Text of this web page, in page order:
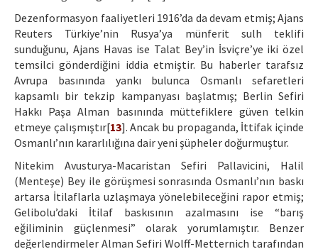
Dezenformasyon faaliyetleri 1916’da da devam etmiş; Ajans
Reuters Türkiye’nin Rusya’ya münferit sulh teklifi
sunduğunu, Ajans Havas ise Talat Bey’in İsviçre’ye iki özel
temsilci gönderdiğini iddia etmiştir. Bu haberler tarafsız
Avrupa basınında yankı bulunca Osmanlı sefaretleri
kapsamlı bir tekzip kampanyası başlatmış; Berlin Sefiri
Hakkı Paşa Alman basınında müttefiklere güven telkin
etmeye çalışmıştır[13]. Ancak bu propaganda, İttifak içinde
Osmanlı’nın kararlılığına dair yeni şüpheler doğurmuştur.
Nitekim Avusturya-Macaristan Sefiri Pallavicini, Halil
(Menteşe) Bey ile görüşmesi sonrasında Osmanlı’nın baskı
artarsa İtilaflarla uzlaşmaya yönelebileceğini rapor etmiş;
Gelibolu’daki İtilaf baskısının azalmasını ise “barış
eğiliminin güçlenmesi” olarak yorumlamıştır. Benzer
değerlendirmeler Alman Sefiri Wolff-Metternich tarafından